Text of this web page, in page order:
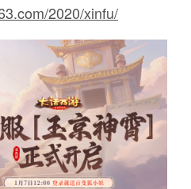
2020/xinfu/